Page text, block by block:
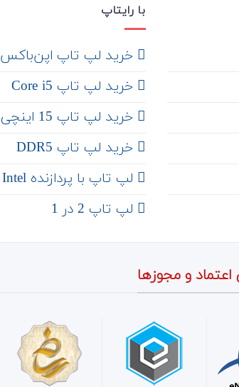
با رایتاپ
‌ خرید لپ تاپ اپن‌باکس
خرید لپ تاپ Core i5
‌‌ خرید لپ تاپ 15 اینچی
خرید لپ تاپ DDR5
لپ تاپ با پردازنده Intel
لپ تاپ 2 در 1
اعتماد و مجوزها